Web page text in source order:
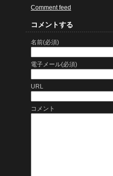
Comment feed
コメントする
名前(必須)
電子メール(必須)
URL
コメント